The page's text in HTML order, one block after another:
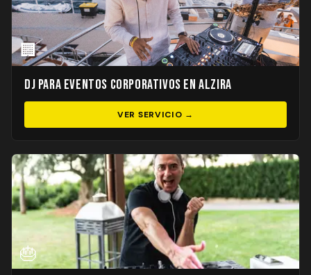
🏢
DJ para Eventos Corporativos en Alzira
VER SERVICIO →
🎂